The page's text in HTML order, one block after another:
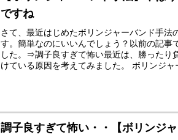
ですね
さて、最近はじめたボリンジャーバンド手法
す。簡単なのにいいんでしょう？以前の記事
した。⇒調子良すぎて怖い最近は、勝ったり
けている原因を考えてみました。 ボリンジャ
調子良すぎて怖い・・【ボリンジャ